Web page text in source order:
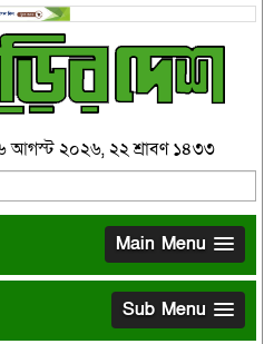
আগস্ট ২০২৬, ২২ শ্রাবণ ১৪৩৩
Main Menu
Sub Menu